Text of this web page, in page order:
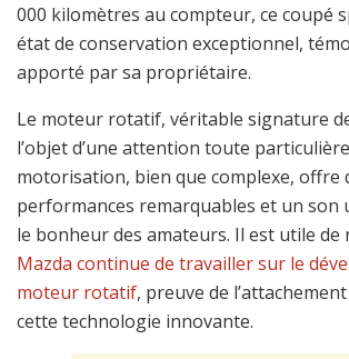
000 kilomètres au compteur, ce coupé
état de conservation exceptionnel,
apporté par sa propriétaire.
Le moteur rotatif, véritable signature
l’objet d’une attention toute
motorisation, bien que complexe, offre
performances remarquables et un son
le bonheur des amateurs. Il est utile de
Mazda continue de travailler sur le
moteur rotatif, preuve de
cette technologie innovante.